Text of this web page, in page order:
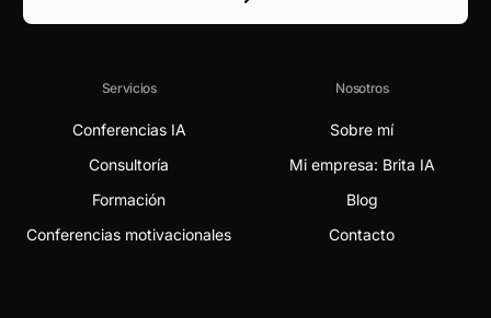
Servicios
Conferencias IA
Consultoría
Formación
Conferencias motivacionales
Nosotros
Sobre mí
Mi empresa: Brita IA
Blog
Contacto